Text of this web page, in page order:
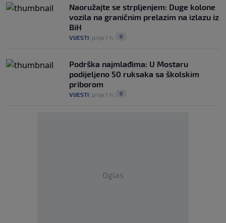
Naoružajte se strpljenjem: Duge kolone
vozila na graničnim prelazim na izlazu iz
BiH
VIJESTI prije 1 h 0
Podrška najmlađima: U Mostaru
podijeljeno 50 ruksaka sa školskim
priborom
VIJESTI prije 1 h 0
Oglas